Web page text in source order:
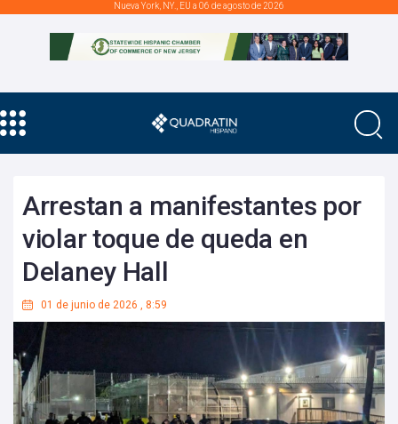
Nueva York, NY., EU a 06 de agosto de 2026
Arrestan a manifestantes por
violar toque de queda en
Delaney Hall
01 de junio de 2026 , 8:59